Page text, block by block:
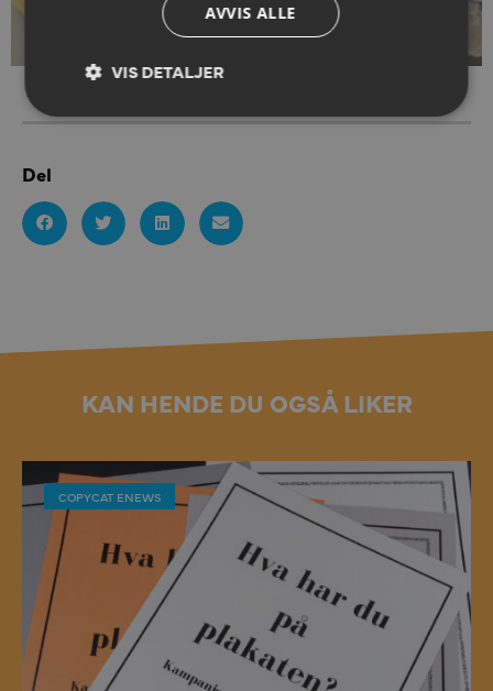
Del
KAN HENDE DU OGSÅ LIKER
COPYCAT ENEWS
AVVIS ALLE
VIS DETALJER